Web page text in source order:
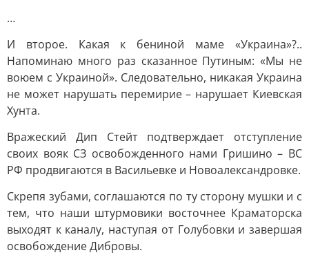
…
И второе. Какая к бениной маме «Украина»?..
Напоминаю много раз сказанное Путиным: «Мы не
воюем с Украиной». Следовательно, никакая Украина
не может нарушать перемирие – нарушает Киевская
Хунта.
Вражеский Дип Стейт подтверждает отступление
своих вояк СЗ освобожденного нами Гришино – ВС
РФ продвигаются в Васильевке и Новоалександровке.
Скрепя зубами, соглашаются по ту сторону мушки и с
тем, что наши штурмовики восточнее Краматорска
выходят к каналу, наступая от Голубовки и завершая
освобождение Дибровы.